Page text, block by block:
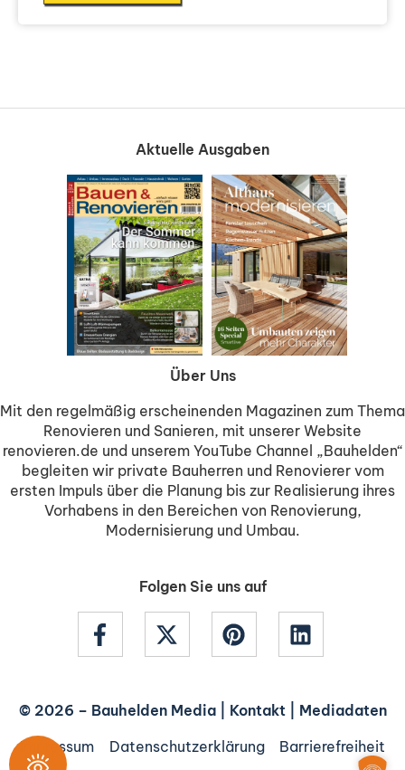
Aktuelle Ausgaben
Über Uns
Mit den regelmäßig erscheinenden Magazinen zum Thema
Renovieren und Sanieren, mit unserer Website
renovieren.de und unserem YouTube Channel „Bauhelden“
begleiten wir private Bauherren und Renovierer vom
ersten Impuls über die Planung bis zur Realisierung ihres
Vorhabens in den Bereichen von Renovierung,
Modernisierung und Umbau.
Folgen Sie uns auf
© 2026 – Bauhelden Media| Kontakt| Mediadaten
Impressum
Datenschutzerklärung Barrierefreiheit